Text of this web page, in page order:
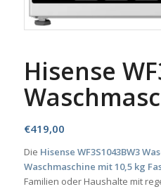
Hisense
€419,00
Die Hisense WF3S1043BW3
Waschmaschine mit 10,5 kg
Familien oder Haushalte mit